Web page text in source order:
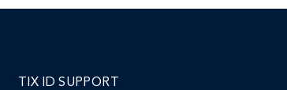
TIX ID SUPPORT